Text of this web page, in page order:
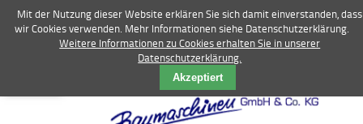
Bagger
Mit der Nutzung dieser Website erklären Sie sich damit einverstanden, dass
wir Cookies verwenden. Mehr Informationen siehe Datenschutzerklärung.
Weitere Informationen zu Cookies erhalten Sie in unserer
Datenschutzerklärung.
Akzeptiert